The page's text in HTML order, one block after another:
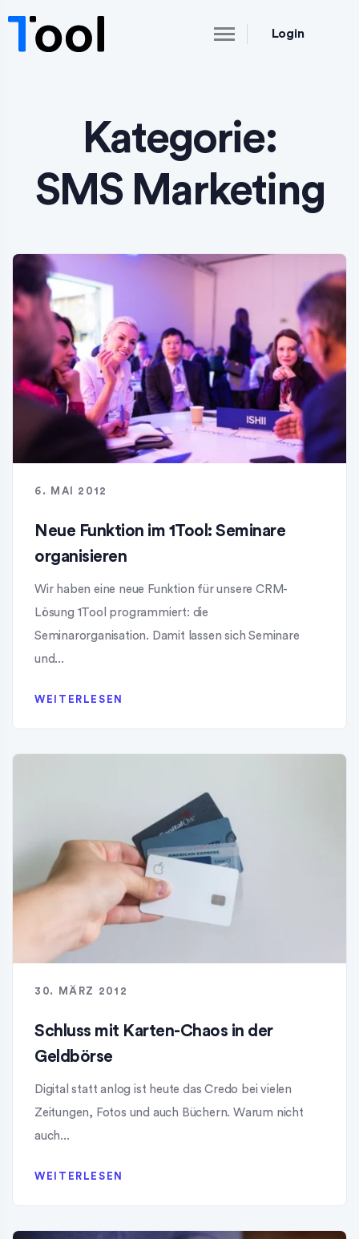
Login
Kategorie:
SMS Marketing
6. MAI 2012
Neue Funktion im 1Tool: Seminare
organisieren
Wir haben eine neue Funktion für unsere CRM-
Lösung 1Tool programmiert: die
Seminarorganisation. Damit lassen sich Seminare
und...
WEITERLESEN
30. MÄRZ 2012
Schluss mit Karten-Chaos in der
Geldbörse
Digital statt anlog ist heute das Credo bei vielen
Zeitungen, Fotos und auch Büchern. Warum nicht
auch...
WEITERLESEN